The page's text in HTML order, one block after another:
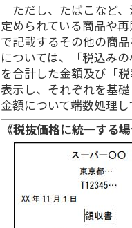
ただし、たばこなど
定められている商品や
で記載するその他の商
については、「税込み
を合計した金額及び「
表示し、それぞれを基
金額について端数処理
《税抜価格に統一する